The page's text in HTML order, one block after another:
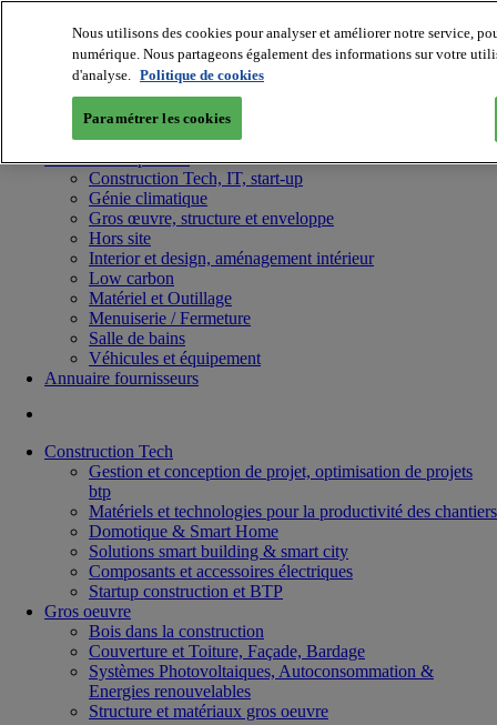
Batiradio
Articles & expertises
Construction Tech, IT, start-up
Génie climatique
Gros œuvre, structure et enveloppe
Hors site
Interior et design, aménagement intérieur
Low carbon
Matériel et Outillage
Menuiserie / Fermeture
Salle de bains
Véhicules et équipement
Annuaire fournisseurs
Construction Tech
Gestion et conception de projet, optimisation de projets
btp
Matériels et technologies pour la productivité des chantiers
Domotique & Smart Home
Solutions smart building & smart city
Composants et accessoires électriques
Startup construction et BTP
Gros oeuvre
Bois dans la construction
Couverture et Toiture, Façade, Bardage
Systèmes Photovoltaiques, Autoconsommation &
Energies renouvelables
Structure et matériaux gros oeuvre
Nous utilisons des cookies pour analyser et améliorer notre service,
numérique. Nous partageons également des informations sur votre
d'analyse. Politique de cookies
Paramétrer les cookies